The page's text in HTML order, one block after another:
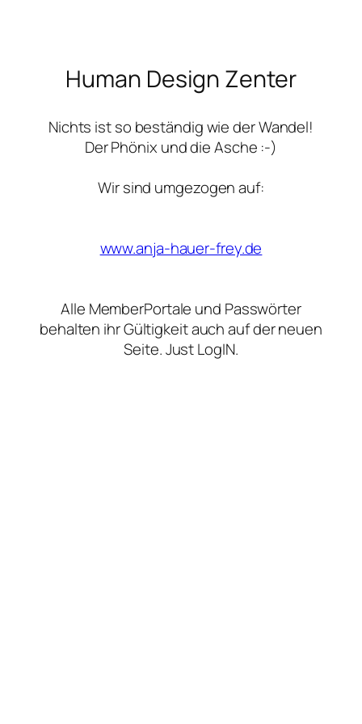
Human Design Zenter
Nichts ist so beständig wie der Wandel!
Der Phönix und die Asche :-)
Wir sind umgezogen auf:
www.anja-hauer-frey.de
Alle MemberPortale und Passwörter
behalten ihr Gültigkeit auch auf der neuen
Seite. Just LogIN.